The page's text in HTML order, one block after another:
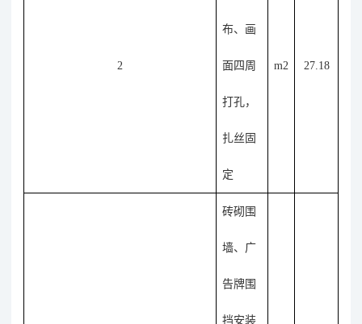
2
布、 画
面四周
打孔，
扎丝固
定
m2 27.18
砖砌围
墙、广
告牌围
挡安装